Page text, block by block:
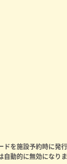
を施設予約時に発行
動的に無効になりま